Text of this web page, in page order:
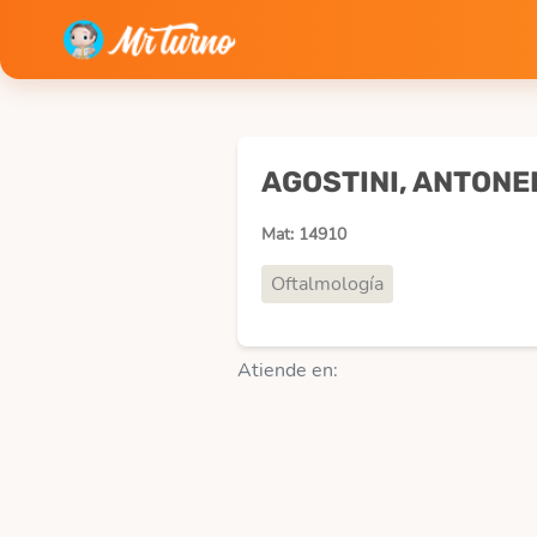
AGOSTINI,
Mat: 14910
Oftalmología
Atiende en: